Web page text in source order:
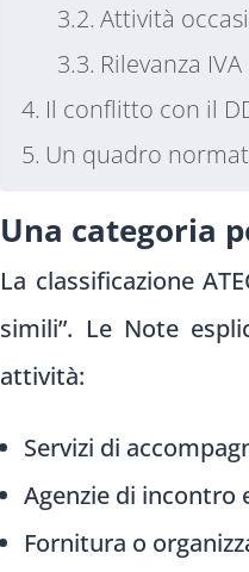
Attività
Rilevanza IVA
Il conflitto con il
Un quadro
Una categoria
La classificazione
simili”. Le Note
attività:
Servizi di
Agenzie di incontro
Fornitura o